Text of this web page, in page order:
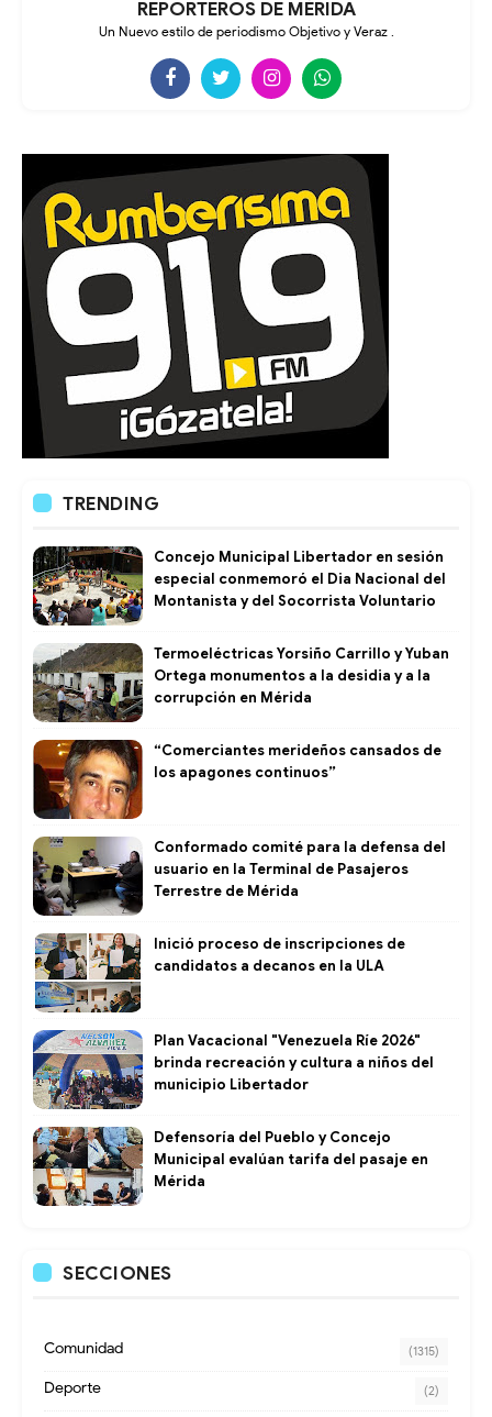
REPORTEROS DE MÉRIDA
Un Nuevo estilo de periodismo Objetivo y Veraz .
TRENDING
Concejo Municipal Libertador en sesión
especial conmemoró el Dia Nacional del
Montanista y del Socorrista Voluntario
Termoeléctricas Yorsiño Carrillo y Yuban
Ortega monumentos a la desidia y a la
corrupción en Mérida
“Comerciantes merideños cansados de
los apagones continuos”
Conformado comité para la defensa del
usuario en la Terminal de Pasajeros
Terrestre de Mérida
Inició proceso de inscripciones de
candidatos a decanos en la ULA
Plan Vacacional "Venezuela Ríe 2026"
brinda recreación y cultura a niños del
municipio Libertador
Defensoría del Pueblo y Concejo
Municipal evalúan tarifa del pasaje en
Mérida
SECCIONES
Comunidad (1315)
Deporte (2)